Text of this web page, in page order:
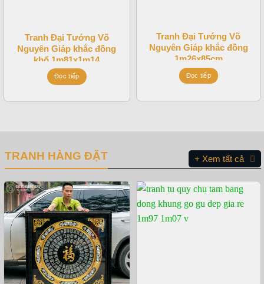
Tranh Đại Tướng Võ
Nguyên Giáp khắc đồng
khổ 1m81x1m14
Đọc tiếp
Tranh Đại Tướng Võ
Nguyên Giáp khắc đồng
1m26x85cm
Đọc tiếp
TRANH HÀNG ĐẶT + Xem tất cả